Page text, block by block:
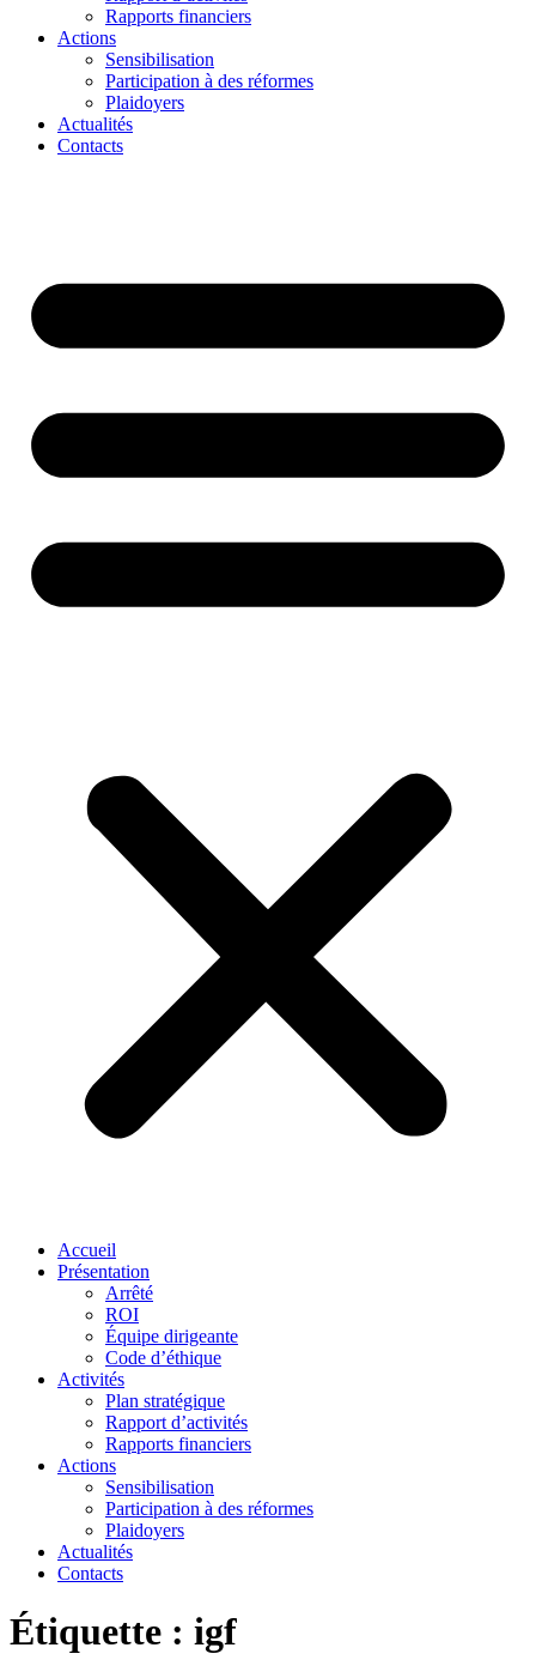
Rapports financiers
Actions
Sensibilisation
Participation à des réformes
Plaidoyers
Actualités
Contacts
Accueil
Présentation
Arrêté
ROI
Équipe dirigeante
Code d’éthique
Activités
Plan stratégique
Rapport d’activités
Rapports financiers
Actions
Sensibilisation
Participation à des réformes
Plaidoyers
Actualités
Contacts
Étiquette : igf